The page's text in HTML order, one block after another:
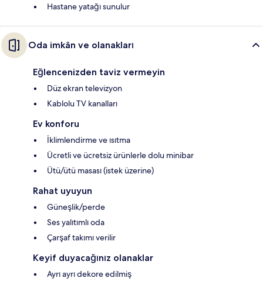
Hastane yatağı sunulur
Oda imkân ve olanakları
Eğlencenizden taviz vermeyin
Düz ekran televizyon
Kablolu TV kanalları
Ev konforu
İklimlendirme ve ısıtma
Ücretli ve ücretsiz ürünlerle dolu minibar
Ütü/ütü masası (istek üzerine)
Rahat uyuyun
Güneşlik/perde
Ses yalıtımlı oda
Çarşaf takımı verilir
Keyif duyacağınız olanaklar
Ayrı ayrı dekore edilmiş